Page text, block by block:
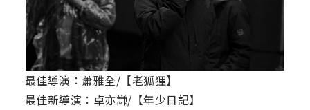
最佳導演：蕭雅全/【老狐狸】
最佳新導演：卓亦謙/【年少日記】